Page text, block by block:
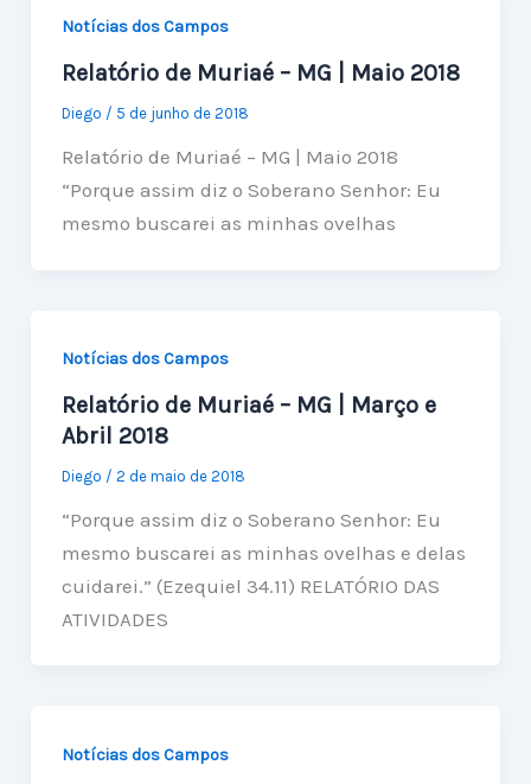
Notícias dos Campos
Relatório de Muriaé – MG | Maio 2018
Diego / 5 de junho de 2018
Relatório de Muriaé – MG | Maio 2018
“Porque assim diz o Soberano Senhor: Eu
mesmo buscarei as minhas ovelhas
Notícias dos Campos
Relatório de Muriaé – MG | Março e
Abril 2018
Diego / 2 de maio de 2018
“Porque assim diz o Soberano Senhor: Eu
mesmo buscarei as minhas ovelhas e delas
cuidarei.” (Ezequiel 34.11) RELATÓRIO DAS
ATIVIDADES
Notícias dos Campos